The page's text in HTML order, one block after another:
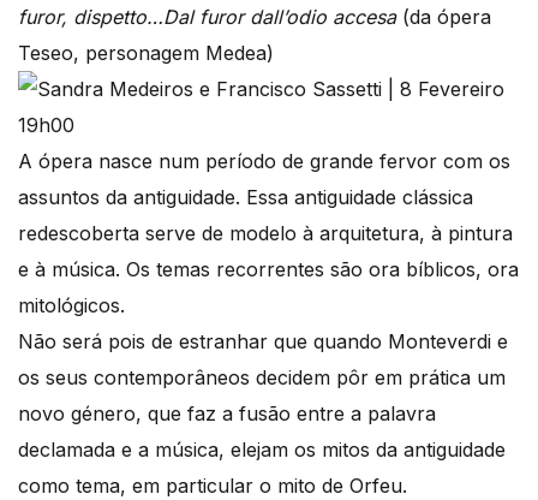
furor, dispetto…Dal furor dall’odio accesa(da ópera
Teseo, personagem Medea)
A ópera nasce num período de grande fervor com os
assuntos da antiguidade. Essa antiguidade clássica
redescoberta serve de modelo à arquitetura, à pintura
e à música. Os temas recorrentes são ora bíblicos, ora
mitológicos.
Não será pois de estranhar que quando Monteverdi e
os seus contemporâneos decidem pôr em prática um
novo género, que faz a fusão entre a palavra
declamada e a música, elejam os mitos da antiguidade
como tema, em particular o mito de Orfeu.